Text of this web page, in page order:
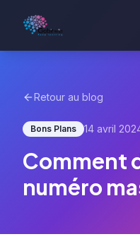
Retour au blog
Bons Plans 14 avril
Comment
numéro